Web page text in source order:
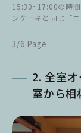
15:30~17:00の時
ンケーキと同じ「
3/6 Page
2. 全室
室から相